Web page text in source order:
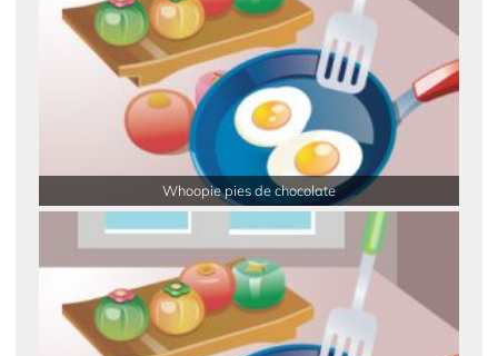
Whoopie pies de chocolate